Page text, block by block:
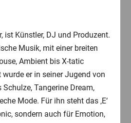
ist Künstler, DJ und Produzent.
Musik, mit einer breiten
Ambient bis X-tatic
er in seiner Jugend von
Tangerine Dream,
Mode. Für ihn steht das ‚E‘
sondern auch für Emotion,